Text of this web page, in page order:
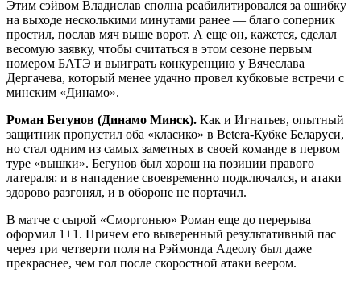
Этим сэйвом Владислав сполна реабилитировался за ошибку
на выходе несколькими минутами ранее — благо соперник
простил, послав мяч выше ворот. А еще он, кажется, сделал
весомую заявку, чтобы считаться в этом сезоне первым
номером БАТЭ и выиграть конкуренцию у Вячеслава
Дергачева, который менее удачно провел кубковые встречи с
минским «Динамо».
Роман Бегунов (Динамо Минск). Как и Игнатьев, опытный
защитник пропустил оба «класико» в Betera-Кубке Беларуси,
но стал одним из самых заметных в своей команде в первом
туре «вышки». Бегунов был хорош на позиции правого
латераля: и в нападение своевременно подключался, и атаки
здорово разгонял, и в обороне не портачил.
В матче с сырой «Сморгонью» Роман еще до перерыва
оформил 1+1. Причем его выверенный результативный пас
через три четверти поля на Рэймонда Адеолу был даже
прекраснее, чем гол после скоростной атаки веером.